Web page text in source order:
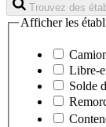
Trouvez des
Afficher les
Libre-
Solde